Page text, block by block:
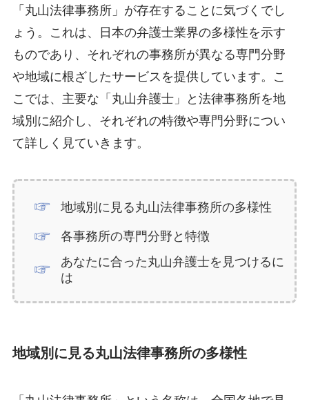
「丸山法律事務所」が存在することに気づくでし
ょう。これは、日本の弁護士業界の多様性を示す
ものであり、それぞれの事務所が異なる専門分野
や地域に根ざしたサービスを提供しています。こ
こでは、主要な「丸山弁護士」と法律事務所を地
域別に紹介し、それぞれの特徴や専門分野につい
て詳しく見ていきます。
地域別に見る丸山法律事務所の多様性
各事務所の専門分野と特徴
あなたに合った丸山弁護士を見つけるに
は
地域別に見る丸山法律事務所の多様性